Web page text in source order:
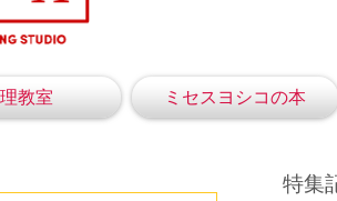
教室 ミセスヨシコの本
特集